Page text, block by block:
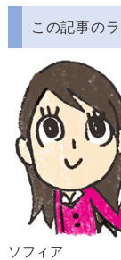
この記事の
ソフィア